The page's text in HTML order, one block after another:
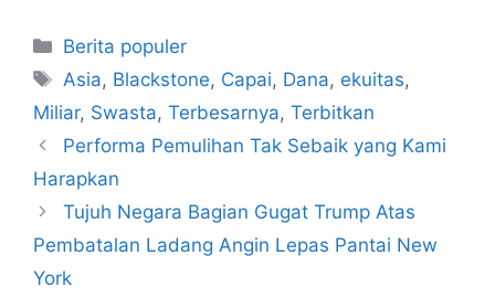
Kategori
Berita populer
Tag
Asia, Blackstone, Capai, Dana, ekuitas,
Miliar, Swasta, Terbesarnya, Terbitkan
Performa Pemulihan Tak Sebaik yang Kami
Harapkan
Tujuh Negara Bagian Gugat Trump Atas
Pembatalan Ladang Angin Lepas Pantai New
York